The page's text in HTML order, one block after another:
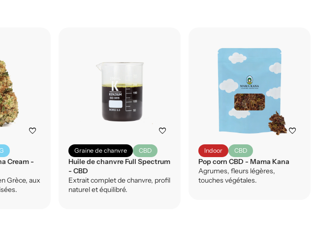
favorite
Cream -
Grèce, aux
favorite
Graine de chanvre CBD
Huile de chanvre Full Spectrum
- CBD
Extrait complet de chanvre, profil
naturel et équilibré.
favorite
Indoor CBD
Pop corn CBD - Mama Kana
Agrumes, fleurs légères,
touches végétales.